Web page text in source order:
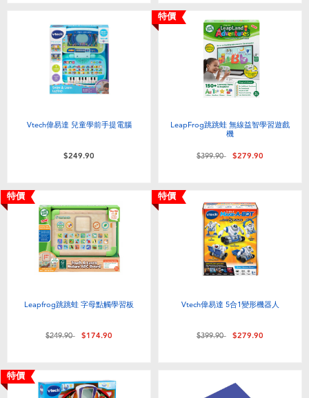
Vtech偉易達 兒童學前手提電腦
$249.90
特價
LeapFrog跳跳蛙 無線益智學習遊戲
機
價格從
$399.90至$279.90
特價
Leapfrog跳跳蛙 字母點觸學習板
價格從
$249.90至$174.90
特價
Vtech偉易達 5合1變形機器人
價格從
$399.90至$279.90
特價